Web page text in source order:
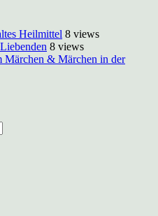
Heilmittel 8 views
8 views
Märchen & Märchen in der